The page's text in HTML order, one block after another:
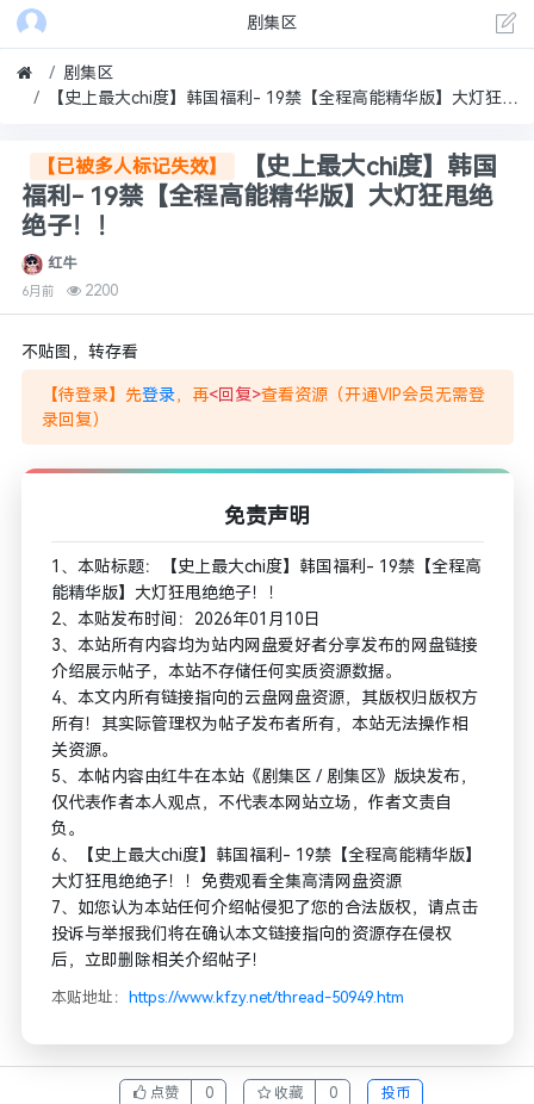
剧集区
剧集区
【史上最大chi度】韩国福利- 19禁【全程高能精华版】大灯狂甩绝绝子！！
【已被多人标记失效】
【史上最大chi度】韩国
福利- 19禁【全程高能精华版】大灯狂甩绝
绝子！！
红牛
6月前 2200
不贴图，转存看
【待登录】先登录，再<回复>查看资源（开通VIP会员无需登
录回复）
免责声明
1、本贴标题：【史上最大chi度】韩国福利- 19禁【全程高
能精华版】大灯狂甩绝绝子！！
2、本贴发布时间：2026年01月10日
3、本站所有内容均为站内网盘爱好者分享发布的网盘链接
介绍展示帖子，本站不存储任何实质资源数据。
4、本文内所有链接指向的云盘网盘资源，其版权归版权方
所有！其实际管理权为帖子发布者所有，本站无法操作相
关资源。
5、本帖内容由红牛在本站《剧集区 / 剧集区》版块发布，
仅代表作者本人观点，不代表本网站立场，作者文责自
负。
6、【史上最大chi度】韩国福利- 19禁【全程高能精华版】
大灯狂甩绝绝子！！免费观看全集高清网盘资源
7、如您认为本站任何介绍帖侵犯了您的合法版权，请点击
投诉与举报我们将在确认本文链接指向的资源存在侵权
后，立即删除相关介绍帖子！
本贴地址： https://www.kfzy.net/thread-50949.htm
点赞 0 收藏 0 投币